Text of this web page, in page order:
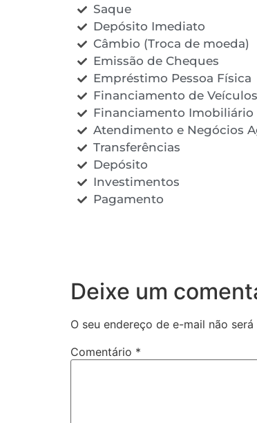
Saque
Depósito Imediato
Câmbio (Troca de moeda)
Emissão de Cheques
Empréstimo Pessoa Física
Financiamento de Veículos
Financiamento Imobiliário
Atendimento e Negócios
Transferências
Depósito
Investimentos
Pagamento
Deixe um
O seu endereço de e-mail não
Comentário *